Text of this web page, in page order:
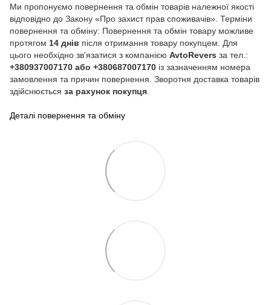
Ми пропонуємо повернення та обмін товарів належної якості
відповідно до Закону «Про захист прав споживачів». Терміни
повернення та обміну: Повернення та обмін товару можливе
протягом 14 днів після отримання товару покупцем. Для
цього необхідно зв'язатися з компанією AvtoRevers за тел.:
+380937007170 або +380687007170 із зазначенням номера
замовлення та причин повернення. Зворотня доставка товарів
здійснюється за рахунок покупця
Деталі повернення та обміну